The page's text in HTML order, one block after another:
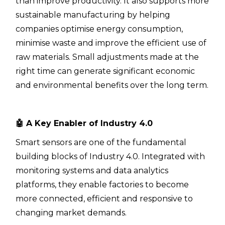
sustainable manufacturing by helping
companies optimise energy consumption,
minimise waste and improve the efficient use of
raw materials. Small adjustments made at the
right time can generate significant economic
and environmental benefits over the long term.
🤖 A Key Enabler of Industry 4.0
Smart sensors are one of the fundamental
building blocks of Industry 4.0. Integrated with
monitoring systems and data analytics
platforms, they enable factories to become
more connected, efficient and responsive to
changing market demands.